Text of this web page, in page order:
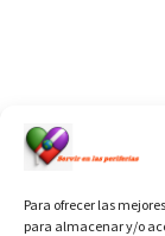
Para ofrecer las
para almacenar y/o